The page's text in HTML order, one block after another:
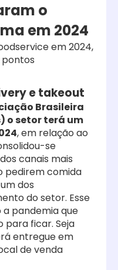
o
em 2024
em 2024,
e takeout
Brasileira
o setor terá um
, em relação ao
se
canais mais
pedirem comida
dos
do setor. Esse
a pandemia que
para ficar. Seja
entregue em
de venda